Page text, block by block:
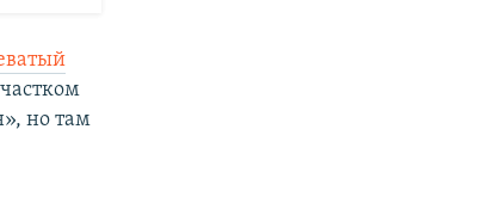
но там